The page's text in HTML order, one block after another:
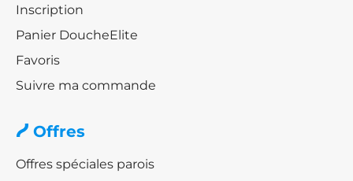
Inscription
Panier DoucheElite
Favoris
Suivre ma commande
Offres
Offres spéciales parois